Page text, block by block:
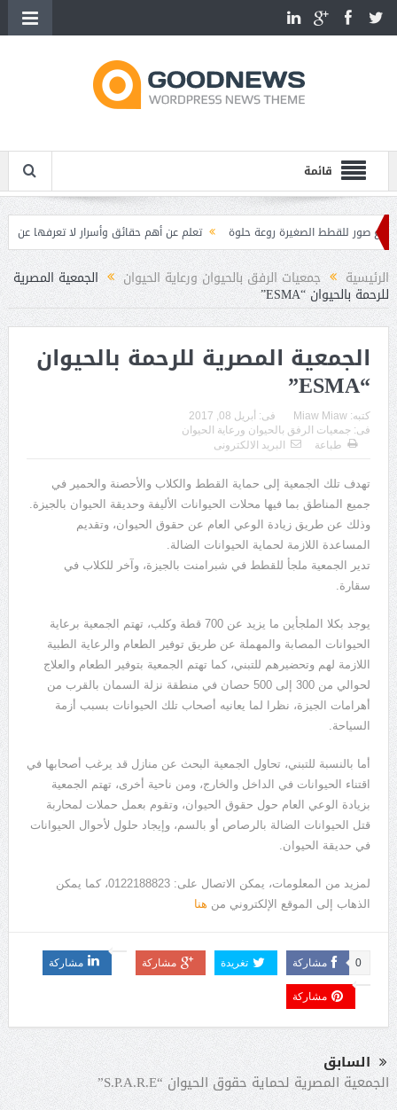
قائمة
للقطط الصغيرة روعة حلوة
تعلم عن أهم حقائق وأسرار لا تعرفها عن القطط
مميزات وصفات القططالرئيسية جمعيات الرفق بالحيوان ورعاية الحيوان الجمعية المصرية
للرحمة بالحيوان “ESMA”
الجمعية المصرية للرحمة بالحيوان
“ESMA”
كتبه: Miaw Miaw فى: أبريل 08, 2017
فى: جمعيات الرفق بالحيوان ورعاية الحيوان
طباعة
البريد الالكترونى
تهدف تلك الجمعية إلى حماية القطط والكلاب والأحصنة والحمير في
جميع المناطق بما فيها محلات الحيوانات الأليفة وحديقة الحيوان بالجيزة.
وذلك عن طريق زيادة الوعي العام عن حقوق الحيوان، وتقديم
المساعدة اللازمة لحماية الحيوانات الضالة.
تدير الجمعية ملجأ للقطط في شبرامنت بالجيزة، وآخر للكلاب في
سقارة.
يوجد بكلا الملجأين ما يزيد عن 700 قطة وكلب، تهتم الجمعية برعاية
الحيوانات المصابة والمهملة عن طريق توفير الطعام والرعاية الطبية
اللازمة لهم وتحضيرهم للتبني، كما تهتم الجمعية بتوفير الطعام والعلاج
لحوالي من 300 إلى 500 حصان في منطقة نزلة السمان بالقرب من
أهرامات الجيزة، نظرا لما يعانيه أصحاب تلك الحيوانات بسبب أزمة
السياحة.
أما بالنسبة للتبني، تحاول الجمعية البحث عن منازل قد يرغب أصحابها في
اقتناء الحيوانات في الداخل والخارج، ومن ناحية أخرى، تهتم الجمعية
بزيادة الوعي العام حول حقوق الحيوان، وتقوم بعمل حملات لمحاربة
قتل الحيوانات الضالة بالرصاص أو بالسم، وإيجاد حلول لأحوال الحيوانات
في حديقة الحيوان.
لمزيد من المعلومات، يمكن الاتصال على: 0122188823، كما يمكن
الذهاب إلى الموقع الإلكتروني من هنا
مشاركة 0 تغريدة مشاركة مشاركة
مشاركة
السابق
الجمعية المصرية لحماية حقوق الحيوان “S.P.A.R.E”